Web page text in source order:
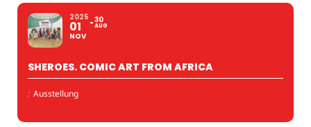
2025
01
NOV
30
AUG
SHEROES. COMIC ART FROM AFRICA
: Ausstellung